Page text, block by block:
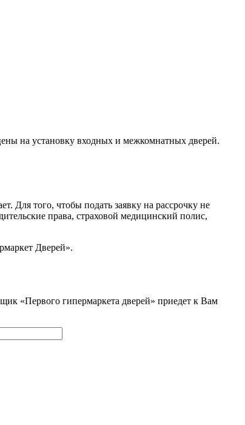
на установку входных и межкомнатных дверей.
Для того, чтобы подать заявку на рассрочку не
права, страховой медицинский полис,
Дверей».
«Первого гипермаркета дверей» приедет к Вам